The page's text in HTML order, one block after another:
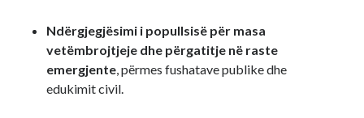
Ndërgjegjësimi i popullsisë për masa
vetëmbrojtjeje dhe përgatitje në raste
emergjente , përmes fushatave publike dhe
edukimit civil.